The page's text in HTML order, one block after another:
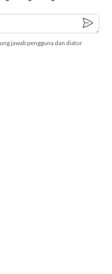
jawab pengguna dan diatur